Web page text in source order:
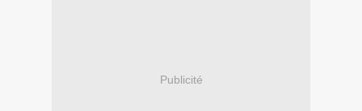
Publicité